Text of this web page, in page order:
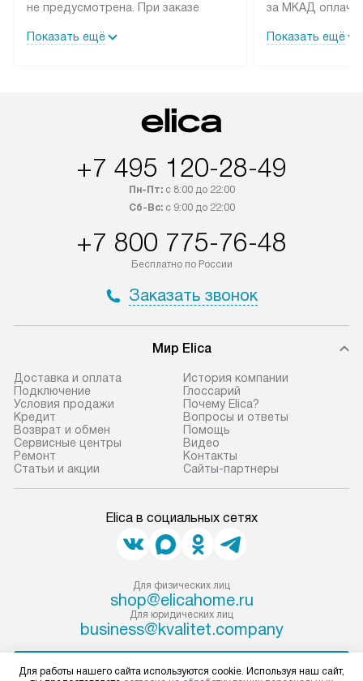
не предусмотрена. При заказе
рекомендуем обсудить
быть отправлены покупателю
интересен товар «Под заказ»,
приобретения с менеджером сайта.
доставляются бесплатно
по Москве в пределах МКАД,
не предусмотрена.
доставки доставит упакованный
прибор до двери или прихожей.
Если необходимо переместить
прибор до места установки,
пожалуйста, предварительно
уточните это с менеджером.
За данную услугу взимается
дополнительная плата. Важно
прибора не позволяют ему пройти
через дверной проем, сотрудники
демонтировать дверцы, ручки или
другие выступающие элементы, так
как это может привести к отказу
Показать ещё
за МКАД
партнера
по монтажу
материалы.
к воде, крана и
слива.
подключение к
Показать ещё
+7 495 120-28-49
Пн-Пт:с 8:00 до 22:00
Сб-Вс:с 9:00 до 22:00
+7 800 775-76-48
Бесплатно по России
Заказать звонок
Мир Elica
Доставка и оплата
Подключение
Условия продажи
Кредит
Возврат и обмен
Сервисные центры
Ремонт
Статьи и акции
История компании
Глоссарий
Почему Elica?
Вопросы и ответы
Помощь
Видео
Контакты
Сайты-партнеры
Elica в социальных сетях
Для физических лиц
shop@elicahome.ru
Для юридических лиц
business@kvalitet.company
НАПИСАТЬ РУКОВОДСТВУ
Для работы нашего сайта используются cookie. Используя наш сайт,